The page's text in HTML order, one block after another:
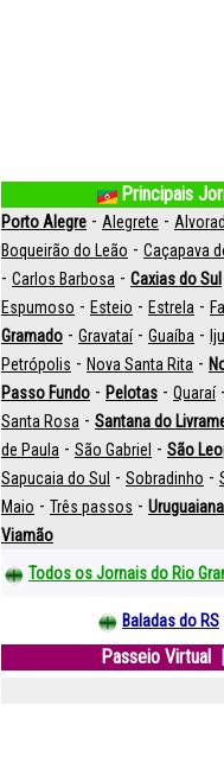
Principais
Porto Alegre - Alegrete -
Boqueirão do Leão - Caçapava
- Carlos Barbosa - Caxias do Sul
Espumoso - Esteio - Estrela -
Gramado - Gravataí- Guaíba -
Petrópolis - Nova Santa Rita -
Passo Fundo - Pelotas - Quaraí
Santa Rosa - Santana do
de Paula - São Gabriel - São
Sapucaia do Sul - Sobradinho -
Maio - Três passos - Uruguaiana
Viamão
Todos os Jornais do Rio
Baladas do RS
Passeio Virtual